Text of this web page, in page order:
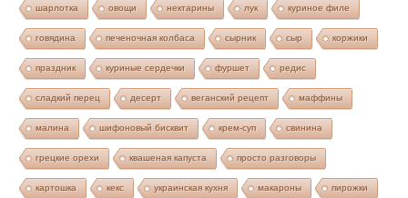
шарлотка овощи нектарины лук куриное филе
говядина печеночная колбаса сырник сыр коржики
праздник куриные сердечки фуршет редис
сладкий перец десерт веганский рецепт маффины
малина шифоновый бисквит крем-суп свинина
грецкие орехи квашеная капуста просто разговоры
картошка кекс украинская кухня макароны пирожки